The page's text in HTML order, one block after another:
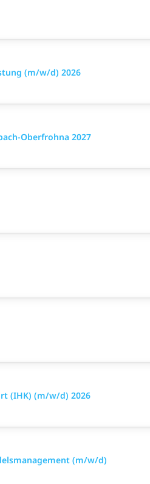
(m/w/d) 2026
Oberfrohna 2027
(IHK) (m/w/d) 2026
(m/w/d)